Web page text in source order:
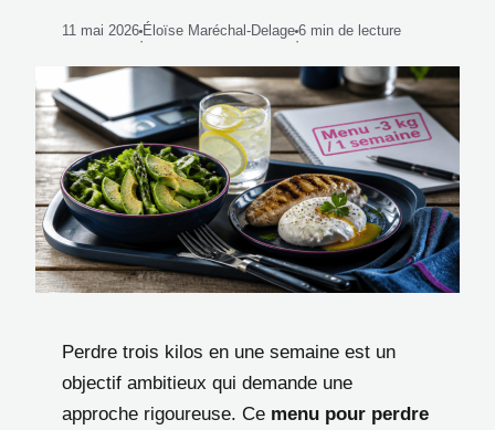
11 mai 2026
·
Éloïse Maréchal-Delage
·
6 min de lecture
Perdre trois kilos en une semaine est un
objectif ambitieux qui demande une
approche rigoureuse. Ce menu pour perdre